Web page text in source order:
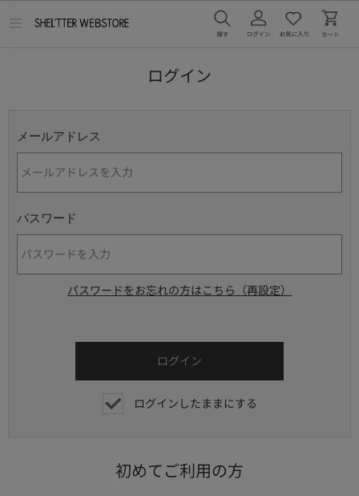
ログイン
メールアドレス
パスワード
パスワードをお忘れの方はこちら（再設定）
ログインしたままにする
初めてご利用の方